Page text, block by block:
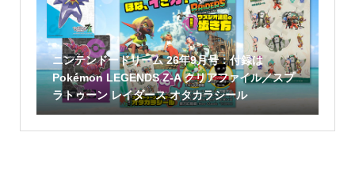
ニンテンドードリーム 26年9月号：付録は
Pokémon LEGENDS Z-A クリアファイル／スプ
ラトゥーン レイダース オタカラシール